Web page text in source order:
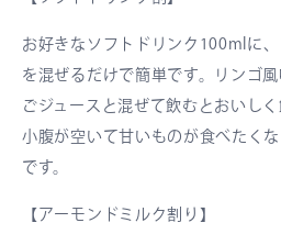
お好きなソフトドリンク100mlに
を混ぜるだけで簡単です。リンゴ
ごジュースと混ぜて飲むとおいしく
小腹が空いて甘いものが食べたく
です。
【アーモンドミルク割り】